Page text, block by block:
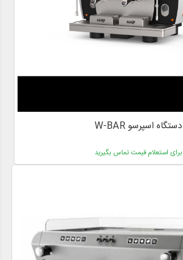
دستگاه اسپرسو W-BAR
برای استعلام قیمت تماس بگیرید